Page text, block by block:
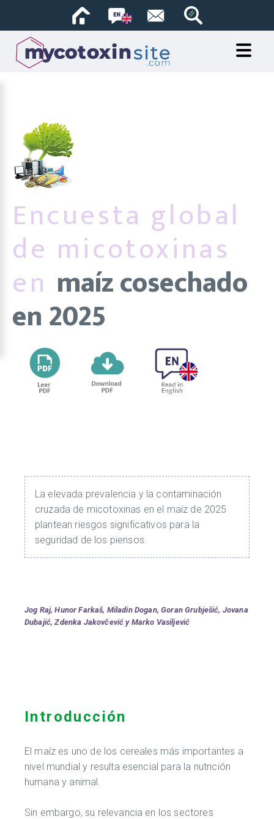
Encuesta global
de micotoxinas
en maíz cosechado
en 2025
La elevada prevalencia y la contaminación
cruzada de micotoxinas en el maíz de 2025
plantean riesgos significativos para la
seguridad de los piensos.
Jog Raj, Hunor Farkaš, Miladin Dogan, Goran Grubješić, Jovana
Dubajić, Zdenka Jakovčević y Marko Vasiljević
Introducción
El maíz es uno de los cereales más importantes a
nivel mundial y resulta esencial para la nutrición
humana y animal.
Sin embargo, su relevancia en los sectores